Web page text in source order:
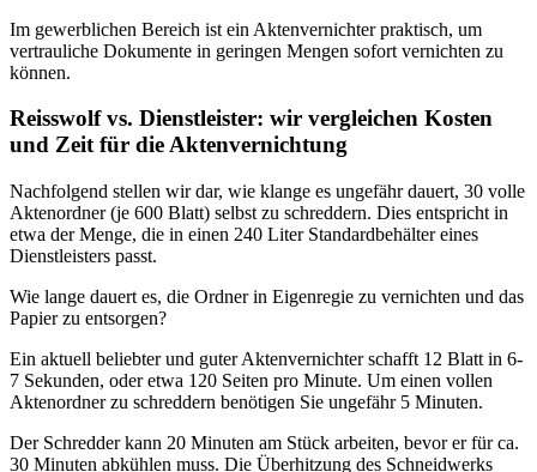
Im gewerblichen Bereich ist ein Aktenvernichter praktisch, um
vertrauliche Dokumente in geringen Mengen sofort vernichten zu
können.
Reisswolf vs. Dienstleister: wir vergleichen Kosten
und Zeit für die Aktenvernichtung
Nachfolgend stellen wir dar, wie klange es ungefähr dauert, 30 volle
Aktenordner (je 600 Blatt) selbst zu schreddern. Dies entspricht in
etwa der Menge, die in einen 240 Liter Standardbehälter eines
Dienstleisters passt.
Wie lange dauert es, die Ordner in Eigenregie zu vernichten und das
Papier zu entsorgen?
Ein aktuell beliebter und guter Aktenvernichter schafft 12 Blatt in 6-
7 Sekunden, oder etwa 120 Seiten pro Minute. Um einen vollen
Aktenordner zu schreddern benötigen Sie ungefähr 5 Minuten.
Der Schredder kann 20 Minuten am Stück arbeiten, bevor er für ca.
30 Minuten abkühlen muss. Die Überhitzung des Schneidwerks